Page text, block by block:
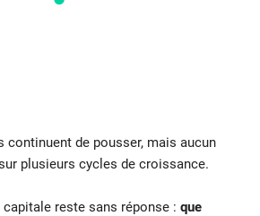
continuent de pousser, mais aucun
plusieurs cycles de croissance.
reste sans réponse : que